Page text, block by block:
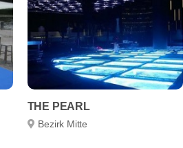
THE PEARL
Bezirk Mitte